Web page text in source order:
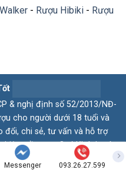
- Rượu Hibiki- Rượu
& nghị định số 52/2013/NĐ-
cho người dưới 18 tuổi và
đổi, chi sẻ, tư vấn và hỗ trợ
về rượu. Quý Khách có
Xin chân thành cám ơn
Messenger 093.26.27.599